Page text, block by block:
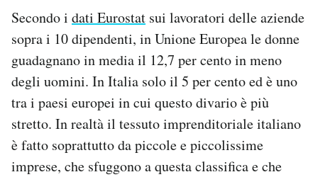
Secondo i dati Eurostat sui lavoratori delle aziende
sopra i 10 dipendenti, in Unione Europea le donne
guadagnano in media il 12,7 per cento in meno
degli uomini. In Italia solo il 5 per cento ed è uno
tra i paesi europei in cui questo divario è più
stretto. In realtà il tessuto imprenditoriale italiano
è fatto soprattutto da piccole e piccolissime
imprese, che sfuggono a questa classifica e che